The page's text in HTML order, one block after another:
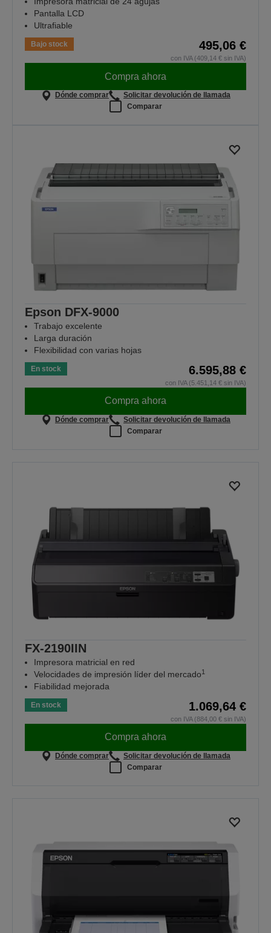
Pantalla LCD
Ultrafiable
Bajo stock 495,06 €
con IVA (409,14 € sin IVA)
Compra ahora
Dónde comprar
Solicitar devolución de llamada
Comparar
Epson DFX-9000
Trabajo excelente
Larga duración
Flexibilidad con varias hojas
En stock 6.595,88 €
con IVA (5.451,14 € sin IVA)
Compra ahora
Dónde comprar
Solicitar devolución de llamada
Comparar
FX-2190IIN
Impresora matricial en red
Velocidades de impresión líder del mercado1
Fiabilidad mejorada
En stock 1.069,64 €
con IVA (884,00 € sin IVA)
Compra ahora
Dónde comprar
Solicitar devolución de llamada
Comparar